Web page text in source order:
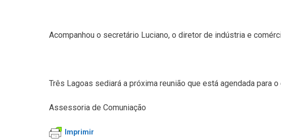
Acompanhou o secretário Luciano, o diretor de indústria e
Três Lagoas sediará a próxima reunião que está agendada para
Assessoria de Comuniação
Imprimir